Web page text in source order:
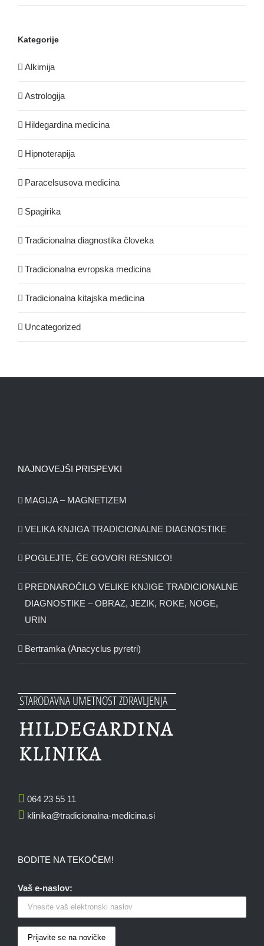
Kategorije
Alkimija
Astrologija
Hildegardina medicina
Hipnoterapija
Paracelsusova medicina
Spagirika
Tradicionalna diagnostika človeka
Tradicionalna evropska medicina
Tradicionalna kitajska medicina
Uncategorized
NAJNOVEJŠI PRISPEVKI
MAGIJA – MAGNETIZEM
VELIKA KNJIGA TRADICIONALNE DIAGNOSTIKE
POGLEJTE, ČE GOVORI RESNICO!
PREDNAROČILO VELIKE KNJIGE TRADICIONALNE
DIAGNOSTIKE – OBRAZ, JEZIK, ROKE, NOGE,
URIN
Bertramka (Anacyclus pyretri)
064 23 55 11
klinika@tradicionalna-medicina.si
BODITE NA TEKOČEM!
Vaš e-naslov: